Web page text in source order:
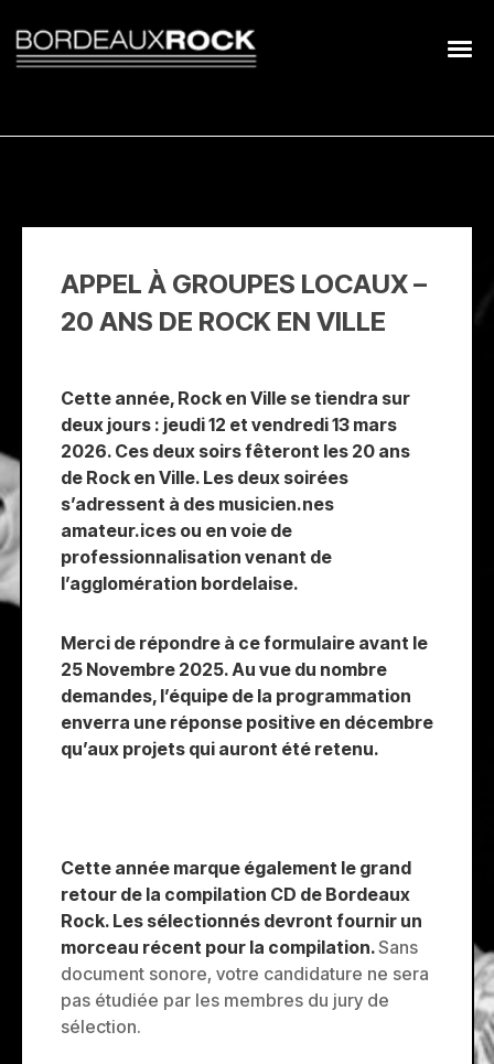
for:
APPEL À GROUPES LOCAUX –
20 ANS DE ROCK EN VILLE
Cette année, Rock en Ville se tiendra sur
deux jours : jeudi 12 et vendredi 13 mars
2026. Ces deux soirs fêteront les 20 ans
de Rock en Ville. Les deux soirées
s’adressent à des musicien.nes
amateur.ices ou en voie de
professionnalisation venant de
l’agglomération bordelaise.
Merci de répondre à ce formulaire avant le
25 Novembre 2025. Au vue du nombre
demandes, l’équipe de la programmation
enverra une réponse positive en décembre
qu’aux projets qui auront été retenu.
Cette année marque également le grand
retour de la compilation CD de Bordeaux
Rock. Les sélectionnés devront fournir un
morceau récent pour la compilation.Sans
document sonore, votre candidature ne sera
pas étudiée par les membres du jury de
sélection.